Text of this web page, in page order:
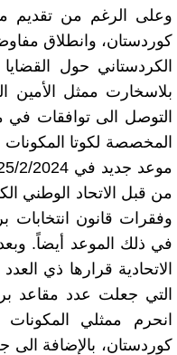
وعلى الرغم من تقديم
كوردستان، وانطلاق
الكردستاني حول
بلاسخارت ممثل الأمين
التوصل الى توافقات في
المخصصة لكوتا
من قبل الاتحاد الوطني
في ذلك الموعد أيضاً.
انحرم ممثلي
كوردستان، بالإضافة الى